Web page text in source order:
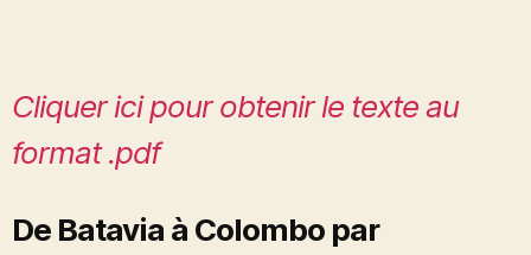
Cliquer ici pour obtenir le texte au
format .pdf
De Batavia à Colombo par